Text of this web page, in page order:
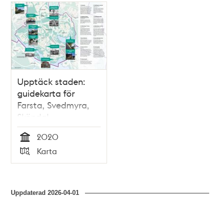
Upptäck staden:
guidekarta för
Farsta, Svedmyra,
Sköndal,
Gubbängen &
Hökarängen
Tid
2020
Typ
Karta
Uppdaterad2026-04-01